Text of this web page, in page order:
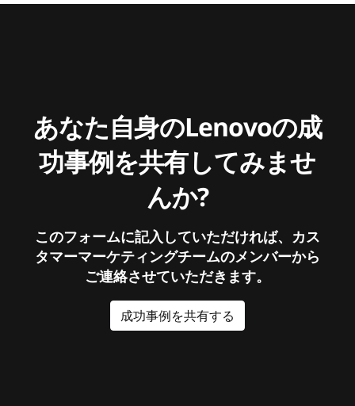
あなた自身のLenovoの成
功事例を共有してみませ
んか?
このフォームに記入していただければ、カス
タマーマーケティングチームのメンバーから
ご連絡させていただきます。
成功事例を共有する